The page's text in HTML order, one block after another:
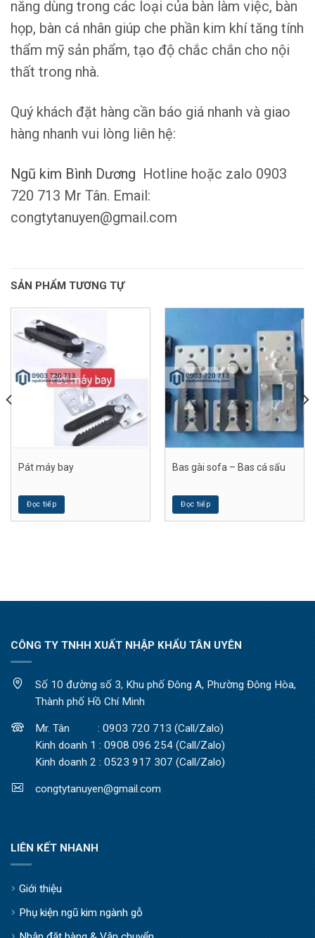
năng dùng trong các loại của bàn làm việc, bàn
họp, bàn cá nhân giúp che phần kim khí tăng tính
thẩm mỹ sản phẩm, tạo độ chắc chắn cho nội
thất trong nhà.
Quý khách đặt hàng cần báo giá nhanh và giao
hàng nhanh vui lòng liên hệ:
Ngũ kim Bình Dương Hotline hoặc zalo 0903
720 713 Mr Tân. Email:
congtytanuyen@gmail.com
SẢN PHẨM TƯƠNG TỰ
Pát máy bay
Đọc tiếp
Bas gài sofa – Bas cá sấu
Đọc tiếp
CÔNG TY TNHH XUẤT NHẬP KHẨU TÂN UYÊN
Số 10 đường số 3, Khu phố Đông A, Phường Đông Hòa,
Thành phố Hồ Chí Minh
Mr. Tân : 0903 720 713 (Call/Zalo)
Kinh doanh 1 : 0908 096 254 (Call/Zalo)
Kinh doanh 2 : 0523 917 307 (Call/Zalo)
congtytanuyen@gmail.com
LIÊN KẾT NHANH
Giới thiệu
Phụ kiện ngũ kim ngành gỗ